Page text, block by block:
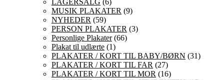
LAGERSALG (6)
MUSIK PLAKATER (9)
NYHEDER (59)
PERSON PLAKATER (3)
Personlige Plakater(66)
Plakat til udlærte (1)
PLAKATER / KORT TIL BABY/BØRN (31)
PLAKATER / KORT TIL FAR (27)
PLAKATER / KORT TIL MOR (16)